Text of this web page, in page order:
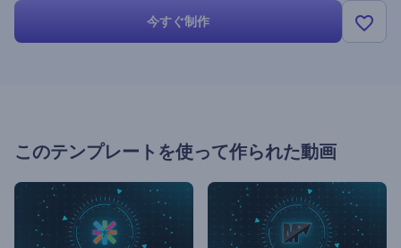
今すぐ制作
このテンプレートを使って作られた動画